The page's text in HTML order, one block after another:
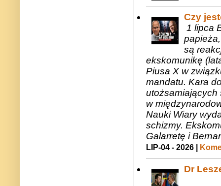
Czy
1 lipca
są
ekskomunikę
Piusa X w
mandatu. Kara
utożsamiających
w
Nauki Wiary
schizmy.
Galarretę i
LIP-04 - 2026 |
Dr